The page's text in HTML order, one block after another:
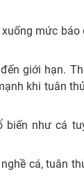
mức báo
giới hạn.
khi tuân
biến như cá
cá, tuân